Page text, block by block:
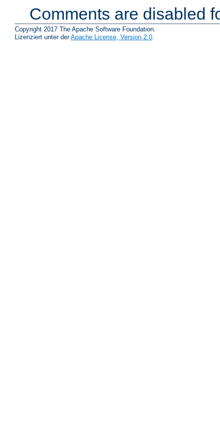
Comments are disabled
Copyright 2017 The Apache Software Foundation.
Lizenziert unter derApache License, Version 2.0.